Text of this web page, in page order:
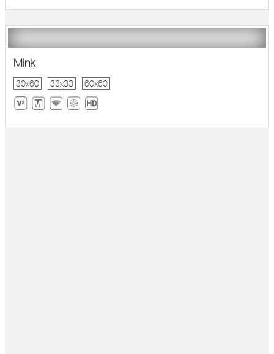
Mink
30x60 33x33 60x60